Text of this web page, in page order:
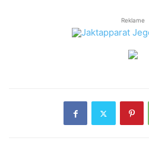
Reklame